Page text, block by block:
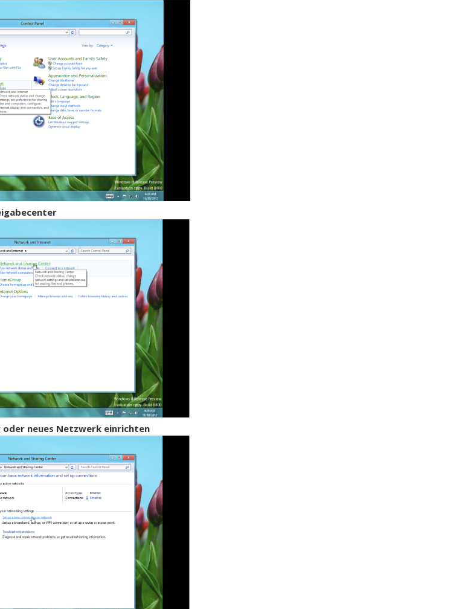
oder neues Netzwerk einrichten